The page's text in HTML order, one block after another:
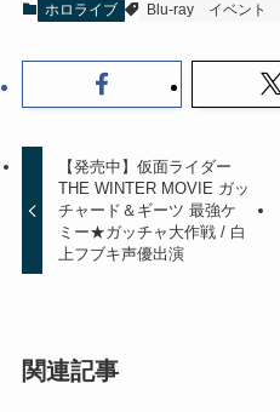
ホロライブ Blu-ray イベント
【発売中】仮面ライダー
THE WINTER MOVIE ガッ
チャード＆ギーツ 最強ケ
ミー★ガッチャ大作戦 / 白
上フブキ声優出演
関連記事